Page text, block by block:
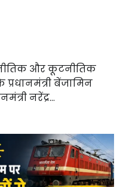
और कूटनीतिक
बेंजामिन
नरेंद्र…